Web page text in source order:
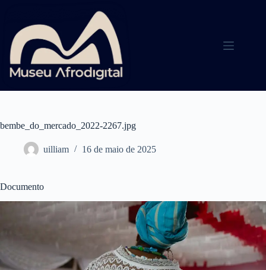
conteúdo
bembe_do_mercado_2022-2267.jpg
uilliam 16 de maio de 2025
Documento